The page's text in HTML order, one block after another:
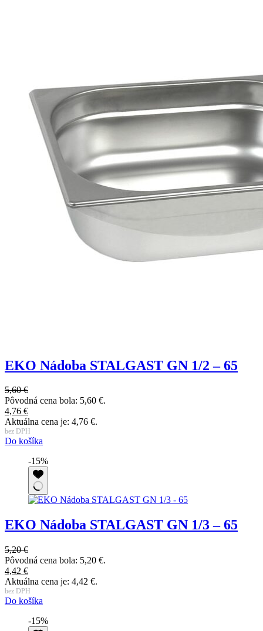
EKO Nádoba STALGAST GN 1/2 – 65
5,60€
Pôvodná cena bola: 5,60 €.
4,76 €
Aktuálna cena je: 4,76 €.
bez DPH
Do košíka
-15%
EKO Nádoba STALGAST GN 1/3 – 65
5,20€
Pôvodná cena bola: 5,20 €.
4,42 €
Aktuálna cena je: 4,42 €.
bez DPH
Do košíka
-15%